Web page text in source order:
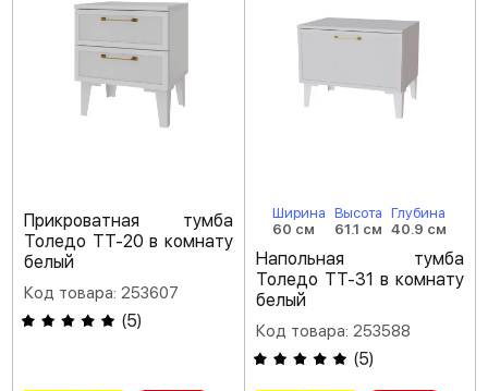
Прикроватная тумба
Толедо ТТ-20 в комнату
белый
Код товара: 253607
(5)
Ширина
60 см
Высота
61.1 см
Глубина
40.9 см
Напольная тумба
Толедо ТТ-31 в комнату
белый
Код товара: 253588
(5)